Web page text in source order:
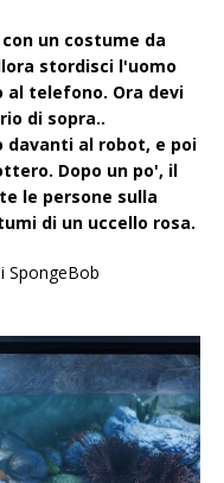
un costume da
stordisci l'uomo
al telefono. Ora devi
di sopra..
davanti al robot, e poi
Dopo un po', il
le persone sulla
di un uccello rosa.
SpongeBob